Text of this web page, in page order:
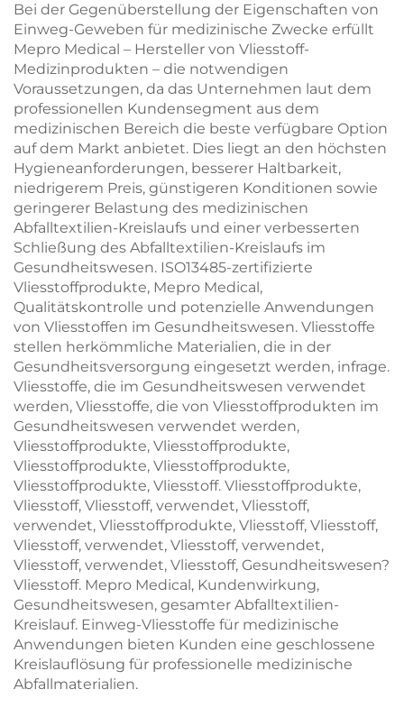
Bei der Gegenüberstellung der Eigenschaften von
Einweg-Geweben für medizinische Zwecke erfüllt
Mepro Medical – Hersteller von Vliesstoff-
Medizinprodukten – die notwendigen
Voraussetzungen, da das Unternehmen laut dem
professionellen Kundensegment aus dem
medizinischen Bereich die beste verfügbare Option
auf dem Markt anbietet. Dies liegt an den höchsten
Hygieneanforderungen, besserer Haltbarkeit,
niedrigerem Preis, günstigeren Konditionen sowie
geringerer Belastung des medizinischen
Abfalltextilien-Kreislaufs und einer verbesserten
Schließung des Abfalltextilien-Kreislaufs im
Gesundheitswesen. ISO13485-zertifizierte
Vliesstoffprodukte, Mepro Medical,
Qualitätskontrolle und potenzielle Anwendungen
von Vliesstoffen im Gesundheitswesen. Vliesstoffe
stellen herkömmliche Materialien, die in der
Gesundheitsversorgung eingesetzt werden, infrage.
Vliesstoffe, die im Gesundheitswesen verwendet
werden, Vliesstoffe, die von Vliesstoffprodukten im
Gesundheitswesen verwendet werden,
Vliesstoffprodukte, Vliesstoffprodukte,
Vliesstoffprodukte, Vliesstoffprodukte,
Vliesstoffprodukte, Vliesstoff. Vliesstoffprodukte,
Vliesstoff, Vliesstoff, verwendet, Vliesstoff,
verwendet, Vliesstoffprodukte, Vliesstoff, Vliesstoff,
Vliesstoff, verwendet, Vliesstoff, verwendet,
Vliesstoff, verwendet, Vliesstoff, Gesundheitswesen?
Vliesstoff. Mepro Medical, Kundenwirkung,
Gesundheitswesen, gesamter Abfalltextilien-
Kreislauf. Einweg-Vliesstoffe für medizinische
Anwendungen bieten Kunden eine geschlossene
Kreislauflösung für professionelle medizinische
Abfallmaterialien.